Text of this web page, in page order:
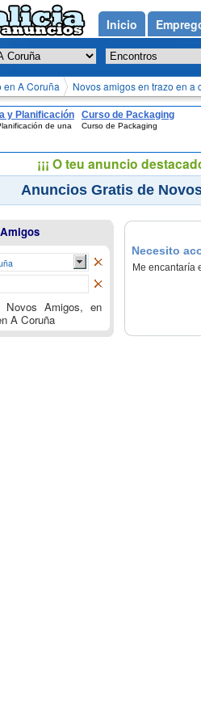
en A Coruña Novos amigos en trazo en a
y Planificación
de una
Curso de Packaging
Curso de Packaging
Anuncios Gratis de
Necesito
Me encantaría
Novos Amigos, en
A Coruña
Inicio
¡¡¡ O teu anuncio